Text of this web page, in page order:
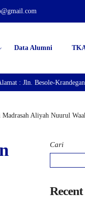
Data Alumni
Krandegan Km. 04
Aliyah Nuurul
Cari
Recent